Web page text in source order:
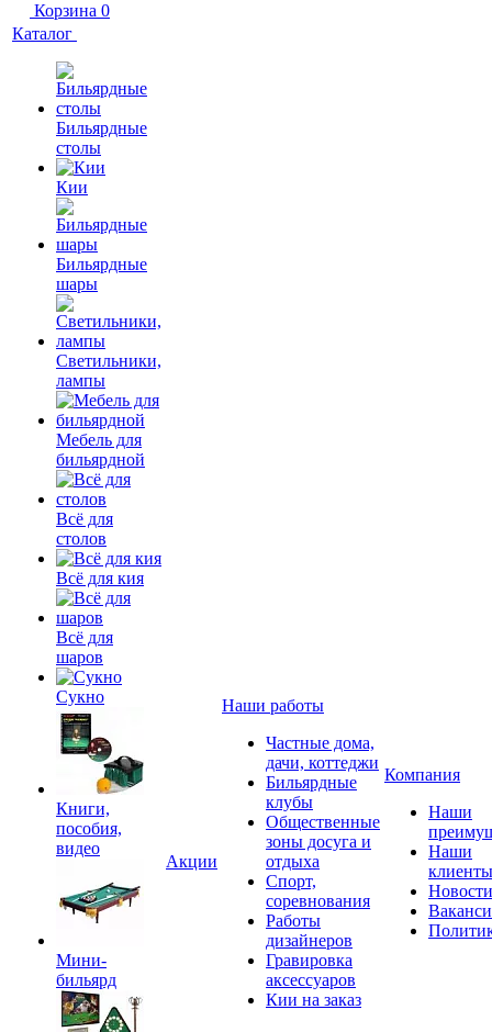
Корзина 0
Каталог
Бильярдные
столы
Кии
Бильярдные
шары
Светильники,
лампы
Мебель для
бильярдной
Всё для
столов
Всё для кия
Всё для
шаров
Сукно
Книги,
пособия,
видео
Мини-
бильярд
Акции
Наши работы
Частные дома,
дачи, коттеджи
Бильярдные
клубы
Общественные
зоны досуга и
отдыха
Спорт,
соревнования
Работы
дизайнеров
Гравировка
аксессуаров
Кии на заказ
Компания
Наши
Наши
клиенты
Новости